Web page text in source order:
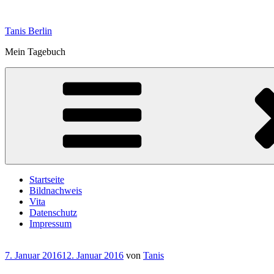
springen
Tanis Berlin
Mein Tagebuch
Startseite
Bildnachweis
Vita
Datenschutz
Impressum
Veröffentlicht
7. Januar 201612. Januar 2016 von Tanis